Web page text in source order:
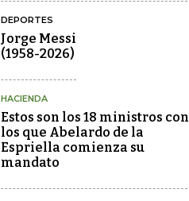
DEPORTES
Jorge Messi
(1958-2026)
HACIENDA
Estos son los 18 ministros con
los que Abelardo de la
Espriella comienza su
mandato